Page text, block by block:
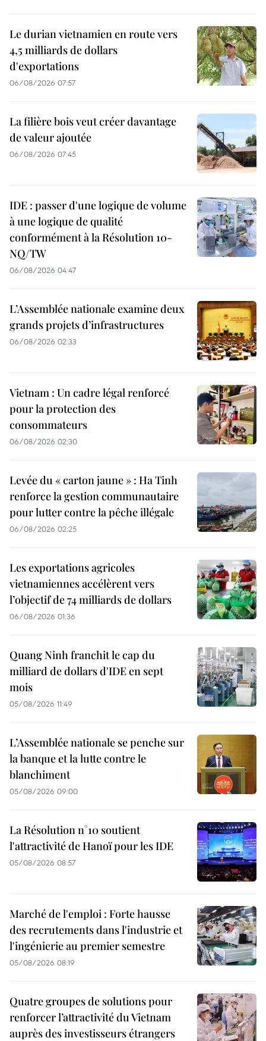
Le durian vietnamien en route vers
4,5 milliards de dollars
d'exportations
06/08/2026 07:57
La filière bois veut créer davantage
de valeur ajoutée
06/08/2026 07:45
IDE : passer d'une logique de volume
à une logique de qualité
conformément à la Résolution 10-
NQ/TW
06/08/2026 04:47
L’Assemblée nationale examine deux
grands projets d’infrastructures
06/08/2026 02:33
Vietnam : Un cadre légal renforcé
pour la protection des
consommateurs
06/08/2026 02:30
Levée du « carton jaune » : Ha Tinh
renforce la gestion communautaire
pour lutter contre la pêche illégale
06/08/2026 02:25
Les exportations agricoles
vietnamiennes accélèrent vers
l’objectif de 74 milliards de dollars
06/08/2026 01:36
Quang Ninh franchit le cap du
milliard de dollars d'IDE en sept
mois
05/08/2026 11:49
L’Assemblée nationale se penche sur
la banque et la lutte contre le
blanchiment
05/08/2026 09:00
La Résolution n°10 soutient
l'attractivité de Hanoï pour les IDE
05/08/2026 08:57
Marché de l'emploi : Forte hausse
des recrutements dans l'industrie et
l'ingénierie au premier semestre
05/08/2026 08:19
Quatre groupes de solutions pour
renforcer l’attractivité du Vietnam
auprès des investisseurs étrangers